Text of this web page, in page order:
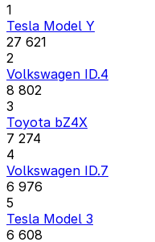
1
Tesla Model Y
27 621
2
Volkswagen ID.4
8 802
3
Toyota bZ4X
7 274
4
Volkswagen ID.7
6 976
5
Tesla Model 3
6 608